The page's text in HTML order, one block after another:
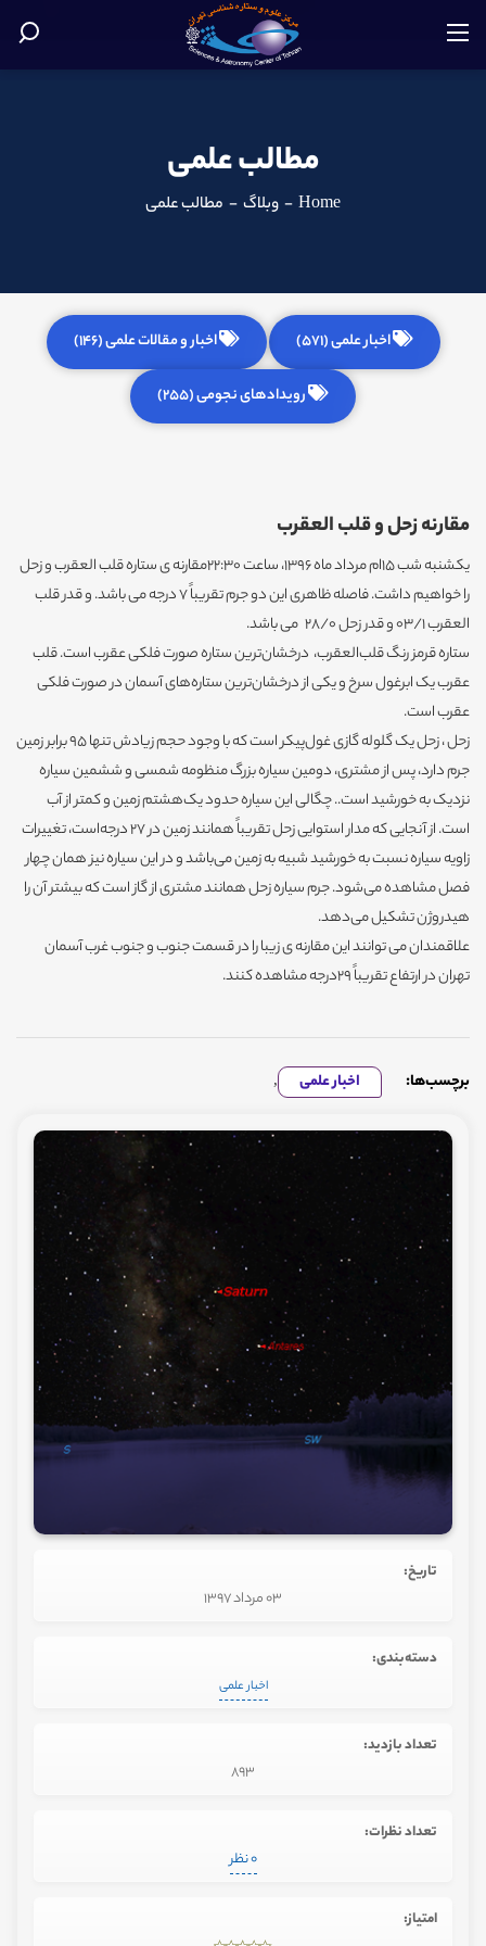
مطالب علمی
Home
- وبلاگ - مطالب علمی
اخبار علمی (571) اخبار و مقالات علمی (146)
رویدادهای نجومی (255)
مقارنه زحل و قلب العقرب
یکشنبه شب 15ام مرداد ماه 1396، ساعت 22:30مقارنه ی ستاره قلب العقرب و زحل
را خواهیم داشت. فاصله ظاهری این دو جرم تقریباً 7 درجه می باشد. و قدر قلب
العقرب 03/1 و قدر زحل 28/0 می باشد.
ستاره قرمز رنگ قلب‌العقرب، درخشان‌ترین ستاره صورت فلکی عقرب است. قلب
عقرب یک ابرغول سرخ و یکی از درخشان‌ترین ستاره‌های آسمان در صورت فلکی
عقرب است.
زحل ، زحل یک گلوله گازی غول‌پیکر است که با وجود حجم زیادش تنها ۹۵ برابر زمین
جرم دارد، پس از مشتری، دومین سیاره بزرگ منظومه شمسی و ششمین سیاره
نزدیک به خورشید است.. چگالی این سیاره حدود یک‌هشتم زمین و کمتر از آب
است. از آنجایی که مدار استوایی زحل تقریباً همانند زمین در ۲۷ درجه‌است، تغییرات
زاویه سیاره نسبت به خورشید شبیه به زمین می‌باشد و در این سیاره نیز همان چهار
فصل مشاهده می‌شود. جرم سیاره زحل همانند مشتری از گاز است که بیشتر آن را
هیدروژن تشکیل می‌دهد.
علاقمندان می توانند این مقارنه ی زیبا را در قسمت جنوب و جنوب غرب آسمان
تهران در ارتفاع تقریباً 29درجه مشاهده کنند.
برچسب‌ها: اخبار علمی ,
تاریخ:
03 مرداد 1397
دسته‌بندی:
اخبار علمی
تعداد بازدید:
893
تعداد نظرات:
0 نظر
امتیاز: